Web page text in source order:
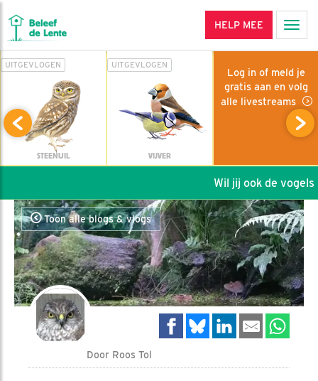
HELP MEE
UITGEVLOGEN
STEENUIL
UITGEVLOGEN
VIJVER
Log in of meld je
gratis aan en volg
alle livestreams
Wil jij ook de vogels
Toon alle blogs & vlogs
Door Roos Tol